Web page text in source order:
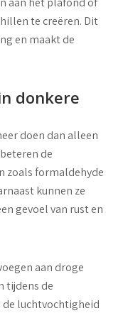
te creëren. Dit
en maakt de
donkere
doen dan alleen
de
zoals formaldehyde
kunnen ze
gevoel van rust en
aan droge
tijdens de
luchtvochtigheid